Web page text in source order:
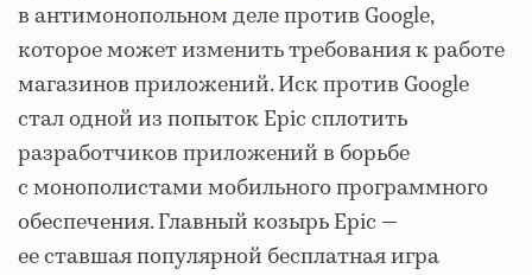
в антимонопольном деле против Google,
которое может изменить требования к работе
магазинов приложений. Иск против Google
стал одной из попыток Epic сплотить
разработчиков приложений в борьбе
с монополистами мобильного программного
обеспечения. Главный козырь Epic —
ее ставшая популярной бесплатная игра